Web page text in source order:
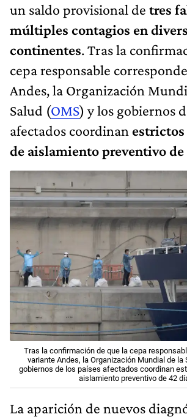
un saldo provisional de tres
múltiples contagios en
continentes. Tras la
cepa responsable
Andes, la Organización
Salud (OMS) y los gobiernos
afectados coordinan
de aislamiento preventivo de
Tras la confirmación de que la cepa
variante Andes, la Organización Mundial de la
gobiernos de los países afectados coordinan
aislamiento preventivo de 42
La aparición de nuevos